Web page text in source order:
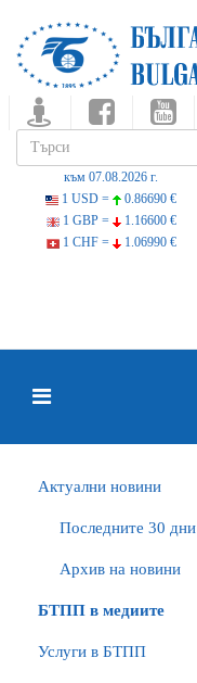
към 07.08.2026 г.
1 USD =
0.86690 €
1 GBP =
1.16600 €
1 CHF =
1.06990 €
Актуални новини
Последните 30 дни
Архив на новини
БTПП в медиите
Услуги в БТПП